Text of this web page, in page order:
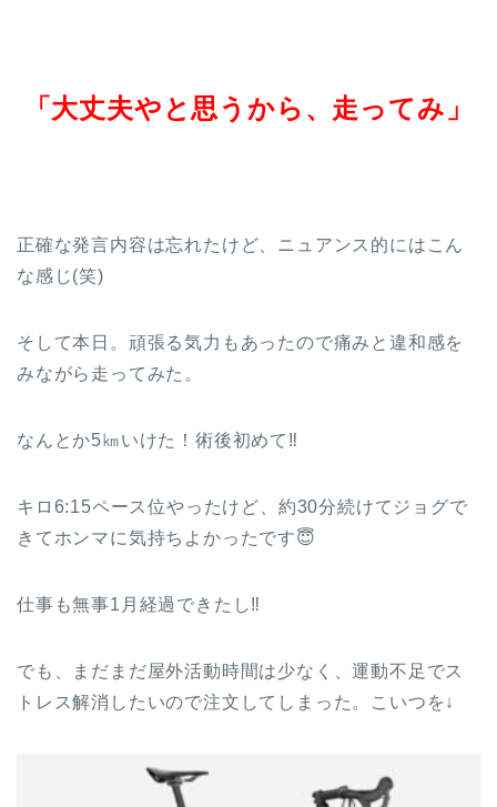
「大丈夫やと思うから、走ってみ」
正確な発言内容は忘れたけど、ニュアンス的にはこん
な感じ(笑)
そして本日。頑張る気力もあったので痛みと違和感を
みながら走ってみた。
なんとか5㎞いけた！術後初めて‼
キロ6:15ペース位やったけど、約30分続けてジョグで
きてホンマに気持ちよかったです😇
仕事も無事1月経過できたし‼
でも、まだまだ屋外活動時間は少なく、運動不足でス
トレス解消したいので注文してしまった。こいつを↓